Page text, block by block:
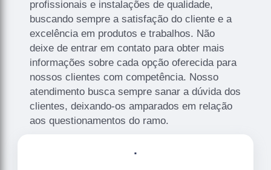
profissionais e instalações de qualidade,
buscando sempre a satisfação do cliente e a
excelência em produtos e trabalhos. Não
deixe de entrar em contato para obter mais
informações sobre cada opção oferecida para
nossos clientes com competência. Nosso
atendimento busca sempre sanar a dúvida dos
clientes, deixando-os amparados em relação
aos questionamentos do ramo.
.